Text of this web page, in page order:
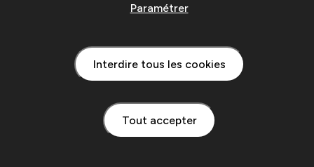
Tout accepter
Interdire tous les cookies
Paramétrer